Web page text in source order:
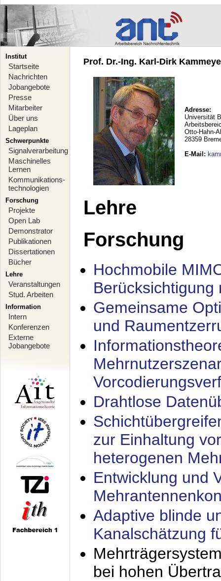
Institut
Startseite
Nachrichten
Jobangebote
Presse
Mitarbeiter
Über uns
Lageplan
Schwerpunkte
Signalverarbeitung
Maschinelles
Lernen
Kommunikations-
technologien
Forschung
Projekte
Open Lab
Demonstrator
Publikationen
Dissertationen
Bücher
Lehre
Veranstaltungen
Stud. Arbeiten
Information
Intern
Konferenzen
Externe
Jobangebote
Prof. Dr.-Ing. Karl-Dirk
Adresse:
Universität
Otto-Hahn-
28359
E-Mail :
Lehre
Forschung
Hochmobile
Berücksichtigung
Gemeinsame
und
Drahtlose
zur Einhaltung
heterogenen
Entwicklung und
Adaptive blinde
Kanalschätzung
bei hohen